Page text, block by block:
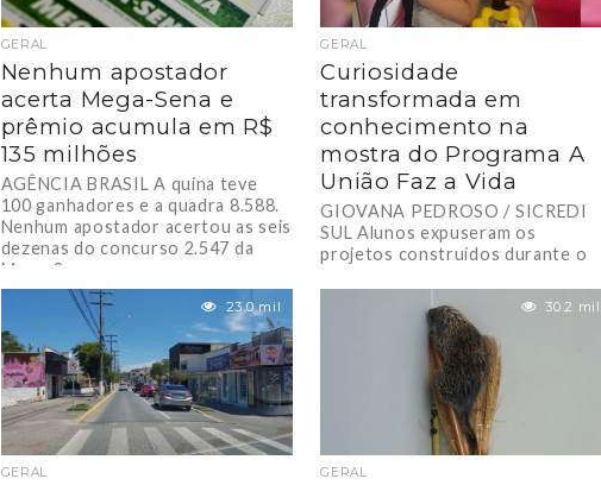
GERAL
Nenhum apostador
acerta Mega-Sena e
prêmio acumula em R$
135 milhões
AGÊNCIA BRASIL A quina teve
100 ganhadores e a quadra 8.588.
Nenhum apostador acertou as seis
dezenas do concurso 2.547 da
Mega-Sena...
GERAL
Curiosidade
transformada em
conhecimento na
mostra do Programa A
União Faz a Vida
GIOVANA PEDROSO / SICREDI
SUL Alunos expuseram os
projetos construídos durante o
23.0 mil
GERAL
30.2 mil
GERAL